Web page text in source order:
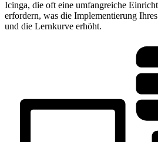
Icinga, die oft eine umfangreiche
erfordern, was die Implementierung
und die Lernkurve erhöht.